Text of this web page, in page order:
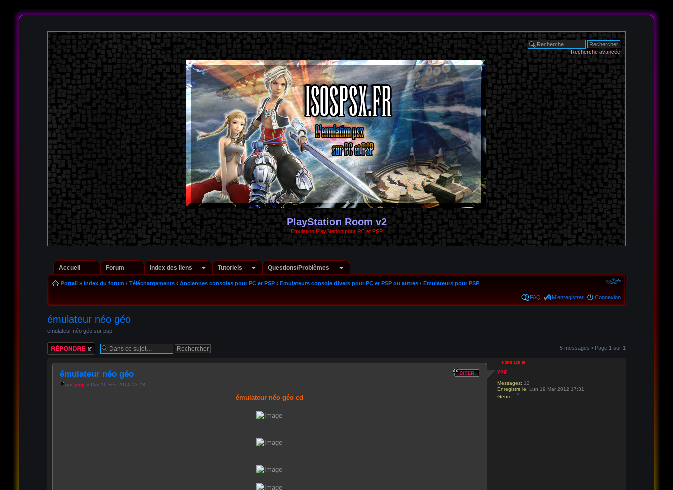
Recherche avancée
PlayStation Room v2
Emulation PlayStation pour PC et PSP
Accueil Forum Index des liens Tutoriels Questions/Problèmes
Portail» Index du forum ‹ Téléchargements ‹ Anciennes consoles pour PC et PSP ‹ Emulateurs console divers pour PC et PSP ou autres ‹ Emulateurs pour PSP
FAQ M’enregistrer Connexion
émulateur néo géo
emulateur néo géo sur psp
Répondre 5 messages • Page 1 sur 1
émulateur néo géo
par yogi » Dim 16 Fév 2014 13:23
émulateur néo géo cd
yogi
Messages: 12
Enregistré le: Lun 19 Mar 2012 17:31
Genre: